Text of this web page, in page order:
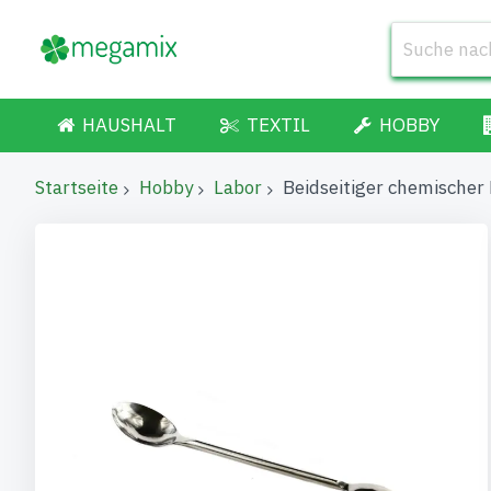
HAUSHALT TEXTIL HOBBY
Startseite Hobby Labor Beidseitiger